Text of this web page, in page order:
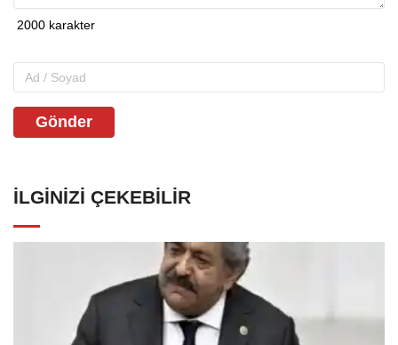
Gönder
İLGINIZI ÇEKEBILIR